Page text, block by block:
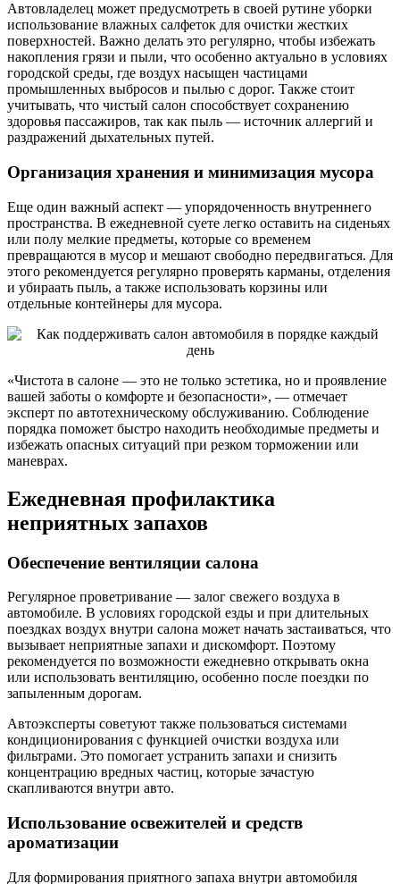
Автовладелец может предусмотреть в своей рутине уборки
использование влажных салфеток для очистки жестких
поверхностей. Важно делать это регулярно, чтобы избежать
накопления грязи и пыли, что особенно актуально в условиях
городской среды, где воздух насыщен частицами
промышленных выбросов и пылью с дорог. Также стоит
учитывать, что чистый салон способствует сохранению
здоровья пассажиров, так как пыль — источник аллергий и
раздражений дыхательных путей.
Организация хранения и минимизация мусора
Еще один важный аспект — упорядоченность внутреннего
пространства. В ежедневной суете легко оставить на сиденьях
или полу мелкие предметы, которые со временем
превращаются в мусор и мешают свободно передвигаться. Для
этого рекомендуется регулярно проверять карманы, отделения
и убираать пыль, а также использовать корзины или
отдельные контейнеры для мусора.
«Чистота в салоне — это не только эстетика, но и проявление
вашей заботы о комфорте и безопасности», — отмечает
эксперт по автотехническому обслуживанию. Соблюдение
порядка поможет быстро находить необходимые предметы и
избежать опасных ситуаций при резком торможении или
маневрах.
Ежедневная профилактика
неприятных запахов
Обеспечение вентиляции салона
Регулярное проветривание — залог свежего воздуха в
автомобиле. В условиях городской езды и при длительных
поездках воздух внутри салона может начать застаиваться, что
вызывает неприятные запахи и дискомфорт. Поэтому
рекомендуется по возможности ежедневно открывать окна
или использовать вентиляцию, особенно после поездки по
запыленным дорогам.
Автоэксперты советуют также пользоваться системами
кондиционирования с функцией очистки воздуха или
фильтрами. Это помогает устранить запахи и снизить
концентрацию вредных частиц, которые зачастую
скапливаются внутри авто.
Использование освежителей и средств
ароматизации
Для формирования приятного запаха внутри автомобиля